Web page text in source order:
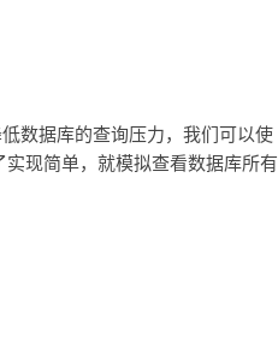
数据库的查询压力，我们可以使
现简单，就模拟查看数据库所有